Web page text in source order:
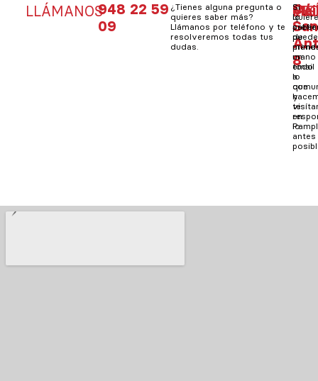
LLÁMANOS948 22 59
09
¿Tienes alguna pregunta o
quieres saber más?
Llámanos por teléfono y te
resolveremos todas tus
dudas.
C/
San
8
Si
saber
de
mano
todo
lo
que
en
Si
lo
un
email
a
y
te
lo
antes